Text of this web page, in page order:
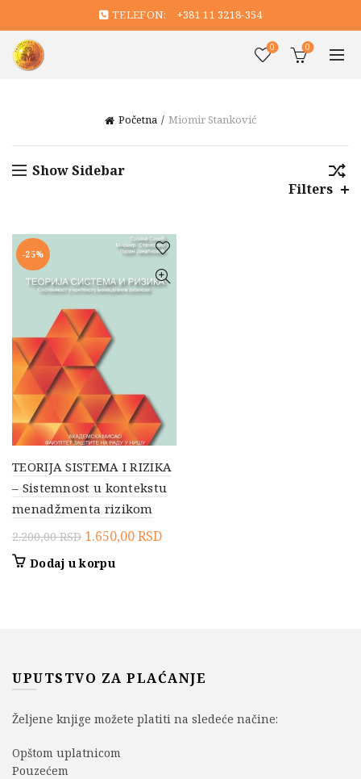
TELEFON: +381 11 3218-354
0 0
Početna Miomir Stanković
Show Sidebar
Filters
-25%
TEORIJA SISTEMA I RIZIKA
– Sistemnost u kontekstu
menadžmenta rizikom
2.200,00RSD Originalna
1.650,00RSDTrenutna
Dodaj u korpu
UPUTSTVO ZA PLAĆANJE
Željene knjige možete platiti na sledeće načine:
Opštom uplatnicom
Pouzećem